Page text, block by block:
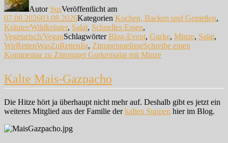
Autor SusVeröffentlicht am
07.08.202603.08.2026Kategorien Kochen, Backen und Genießen,
Kräuter/Wildkräuter, Salat, Schnelles Essen,
Vegetarisch/VeganSchlagwörterBlog-Event, Gurke, Minze, Salat,
WirRettenWasZuRettenIst, ZitronenmelisseSchreibe einen
Kommentarzu Zitroniger Gurkensalat mit Minze
Kalte Mais-Gazpacho
Die Hitze hört ja überhaupt nicht mehr auf. Deshalb gibt es jetzt ein
weiteres Mitglied aus der Familie derkalten Suppen hier im Blog.